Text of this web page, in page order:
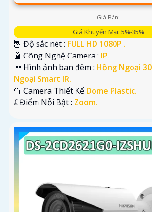
Giá Bán:
Giá Khuyến Mại: 5%-35%
🦉 Độ sắc nét : FULL HD 1080P .
🤖️ Công Nghệ Camera : IP.
🔦 Hình ảnh ban đêm : Hồng Ngoại
Ngoại Smart IR.
🔩 Camera Thiết Kế Dome Plastic.
️₤ Điểm Nỗi Bật : Zoom.